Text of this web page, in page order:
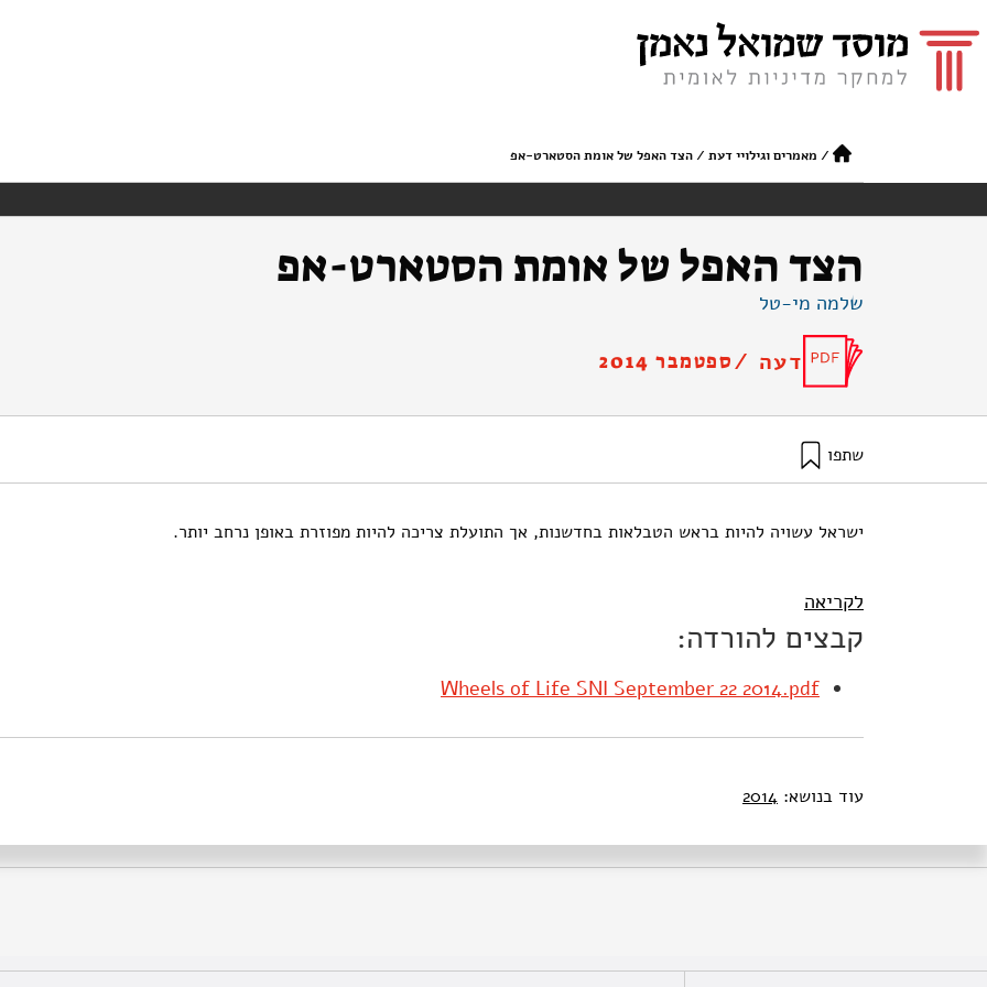
/ מאמרים וגילויי דעת /הצד האפל של אומת הסטארט-אפ
הצד האפל של אומת הסטארט-אפ
שלמה מי-טל
דעה /ספטמבר 2014
שתפו
ישראל עשויה להיות בראש הטבלאות בחדשנות, אך התועלת צריכה להיות מפוזרת באופן נרחב יותר.
לקריאה
קבצים להורדה:
Wheels of Life SNI September 22 2014.pdf
עוד בנושא: 2014